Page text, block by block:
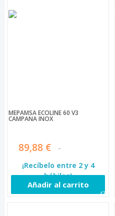
MEPAMSA ECOLINE 60 V3
CAMPANA INOX
89,88 €
¡Recíbelo entre 2 y 4
hábiles!
Añadir al carrito
477